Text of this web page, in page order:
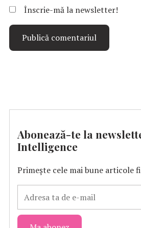
Înscrie-mă la newsletter!
Abonează-te la
Intelligence
Primește cele mai bune articole